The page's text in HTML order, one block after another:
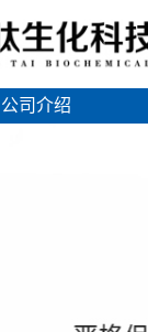
公司介绍